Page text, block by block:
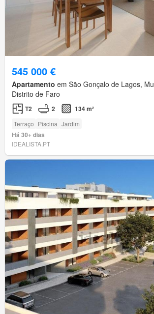
545 000 €
Apartamento em São Gonçalo de Lagos,
Distrito de Faro
T2 2 134 m²
Terraço Piscina Jardim
Há 30+ dias
IDEALISTA.PT